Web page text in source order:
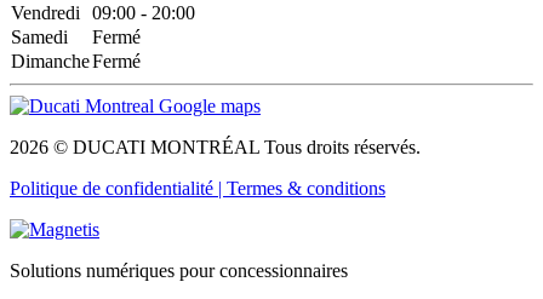
Vendredi
09:00 - 20:00
Samedi
Fermé
DimancheFermé
2026 © DUCATI MONTRÉAL Tous droits réservés.
Politique de confidentialité | Termes & conditions
Solutions numériques pour concessionnaires